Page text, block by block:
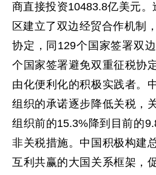
商直接投资10483.8亿美元
区建立了双边经贸合作机制
协定，同129个国家签署双
个国家签署避免双重征税协
由化便利化的积极实践者。
组织的承诺逐步降低关税，
组织前的15.3%降到目前的
非关税措施。中国积极构建
互利共赢的大国关系框架，